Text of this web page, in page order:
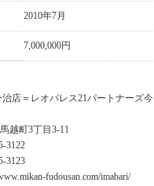
2010年7月
7,000,000円
店＝レオパレス21パートナーズ今
越町3丁目3-11
3122
3123
fudousan.com/imabari/